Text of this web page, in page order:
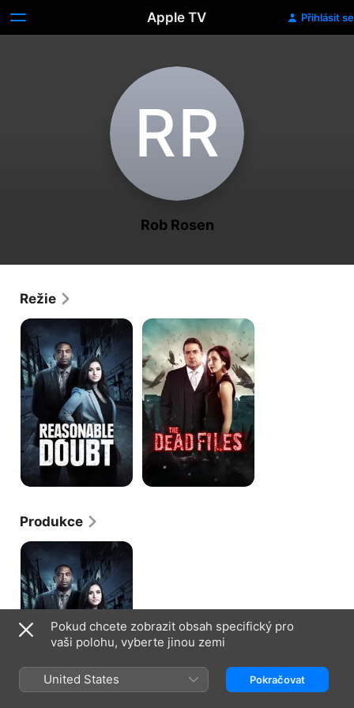
Apple TV Přihlásit se
R‌R
Rob Rosen
Režie
Přiměřená
pochybnost
Paranormální
akta
Produkce
Přiměřená
pochybnost
Pokud chcete zobrazit obsah specifický pro
vaši polohu, vyberte jinou zemi
United States Pokračovat